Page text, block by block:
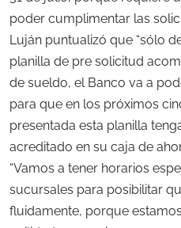
poder cumplimentar las
Luján puntualizó que “sólo
planilla de pre solicitud
de sueldo, el Banco va a
para que en los próximos
presentada esta planilla
acreditado en su caja de
“Vamos a tener horarios
sucursales para posibilitar
fluidamente, porque